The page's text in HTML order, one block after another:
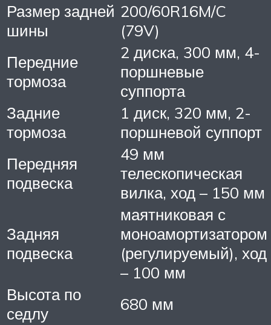
Размер задней
шины
200/60R16M/C
(79V)
Передние
тормоза
2 диска, 300 мм, 4-
поршневые
суппорта
Задние
тормоза
1 диск, 320 мм, 2-
поршневой суппорт
Передняя
подвеска
49 мм
телескопическая
вилка, ход – 150 мм
Задняя
подвеска
маятниковая с
моноамортизатором
(регулируемый), ход
– 100 мм
Высота по
седлу
680 мм